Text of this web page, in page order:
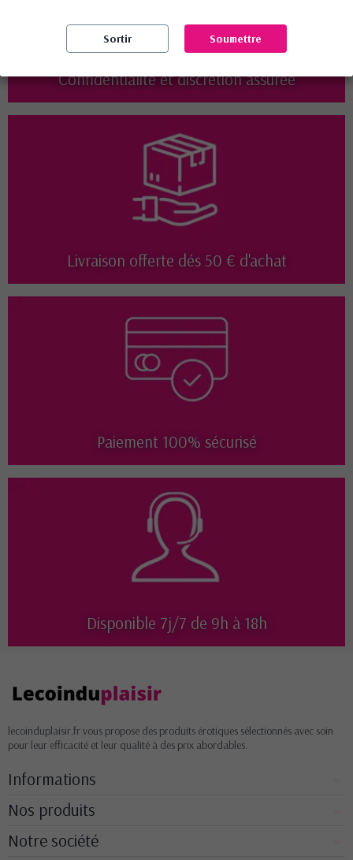
Confidentialité et discrétion assurée
Livraison offerte dés 50 € d'achat
Paiement 100% sécurisé
Disponible 7j/7 de 9h à 18h
lecoinduplaisir.fr vous propose des produits érotiques sélectionnés avec soin
pour leur efficacité et leur qualité à des prix abordables.
Informations
Nos produits
Notre société
Sortir Soumettre